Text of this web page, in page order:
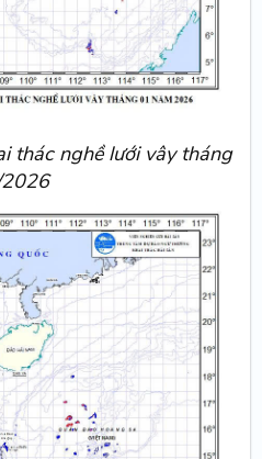
thác nghề lưới vây tháng